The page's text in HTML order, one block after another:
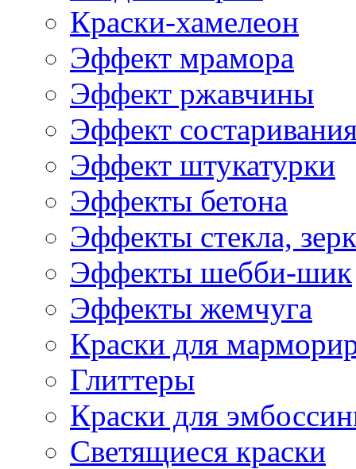
Краски-хамелеон
Эффект мрамора
Эффект ржавчины
Эффект
Эффект штукатурки
Эффекты бетона
Эффекты стекла,
Эффекты шебби-шик
Эффекты жемчуга
Краски для
Глиттеры
Краски для
Светящиеся краски